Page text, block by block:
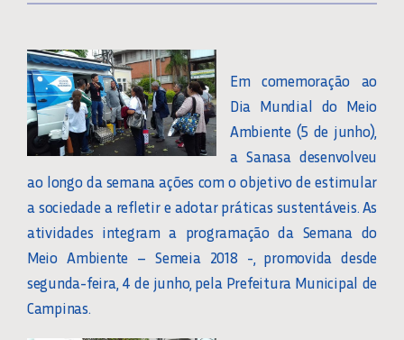
Em comemoração ao
Dia Mundial do Meio
Ambiente (5 de junho),
a Sanasa desenvolveu
ao longo da semana ações com o objetivo de estimular
a sociedade a refletir e adotar práticas sustentáveis. As
atividades integram a programação da Semana do
Meio Ambiente – Semeia 2018 -, promovida desde
segunda-feira, 4 de junho, pela Prefeitura Municipal de
Campinas.